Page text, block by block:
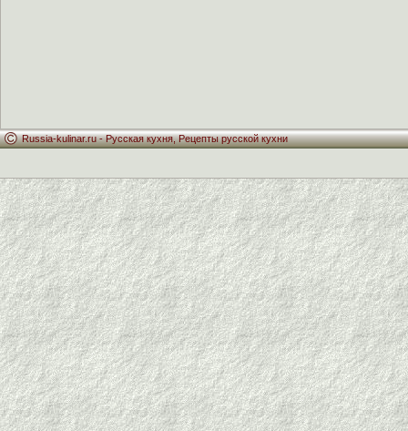
Russia-kulinar.ru -Русская кухня,Рецепты русской кухни